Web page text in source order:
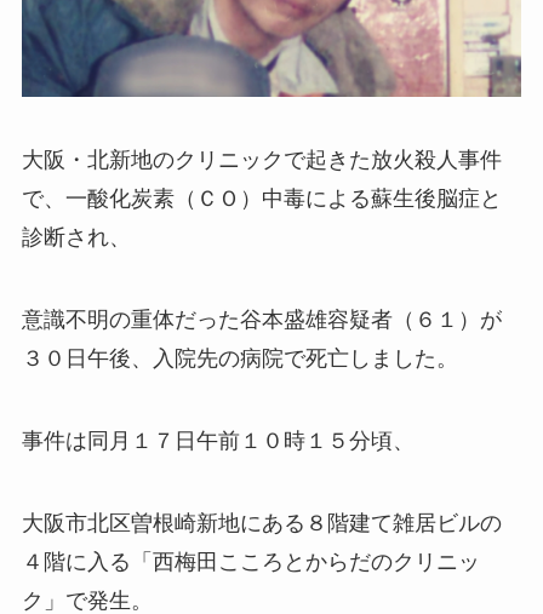
大阪・北新地のクリニックで起きた放火殺人事件
で、一酸化炭素（ＣＯ）中毒による蘇生後脳症と
診断され、
意識不明の重体だった谷本盛雄容疑者（６１）が
３０日午後、入院先の病院で死亡しました。
事件は同月１７日午前１０時１５分頃、
大阪市北区曽根崎新地にある８階建て雑居ビルの
４階に入る「西梅田こころとからだのクリニッ
ク」で発生。